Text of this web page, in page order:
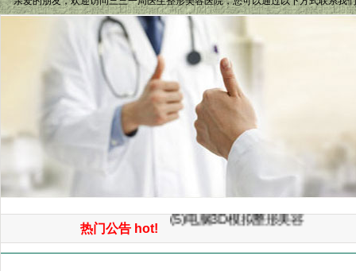
热门公告 hot!
(6）微创重睑（双眼皮）小眼开